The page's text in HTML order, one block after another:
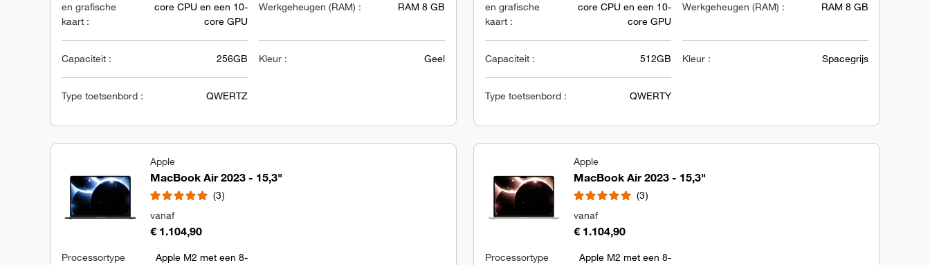
en grafische
kaart :
core CPU en een 10-
core GPU
Werkgeheugen (RAM) : RAM 8 GB
Capaciteit : 256GB Kleur : Geel
Type toetsenbord : QWERTZ
en grafische
kaart :
core CPU en een 10-
core GPU
Werkgeheugen (RAM) : RAM 8 GB
Capaciteit : 512GB Kleur : Spacegrijs
Type toetsenbord : QWERTY
Apple
MacBook Air 2023 - 15,3"
3
vanaf
€ 1.104,90
Processortype
Apple M2 met een 8-
Apple
MacBook Air 2023 - 15,3"
3
vanaf
€ 1.104,90
Processortype
Apple M2 met een 8-